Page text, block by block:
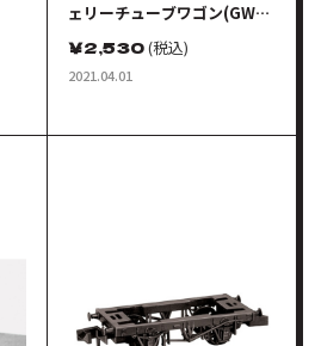
ェリーチューブワゴン(GW・
ダークグレイ)
￥2,530(税込)
2021.04.01